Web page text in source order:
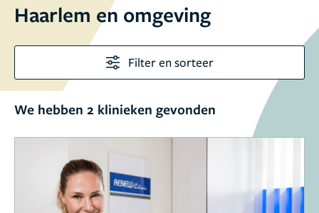
Haarlem en omgeving
Filter en sorteer
We hebben 2 klinieken gevonden